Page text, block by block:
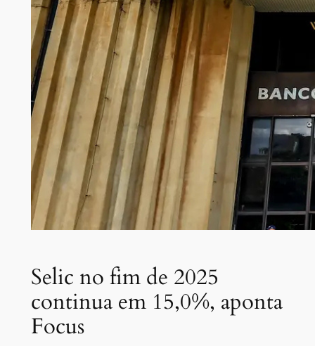
Selic no fim de 2025
continua em 15,0%, aponta
Focus